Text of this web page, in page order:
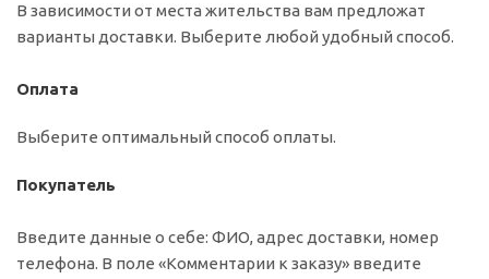
В зависимости от места жительства вам предложат
варианты доставки. Выберите любой удобный способ.
Оплата
Выберите оптимальный способ оплаты.
Покупатель
Введите данные о себе: ФИО, адрес доставки, номер
телефона. В поле «Комментарии к заказу» введите